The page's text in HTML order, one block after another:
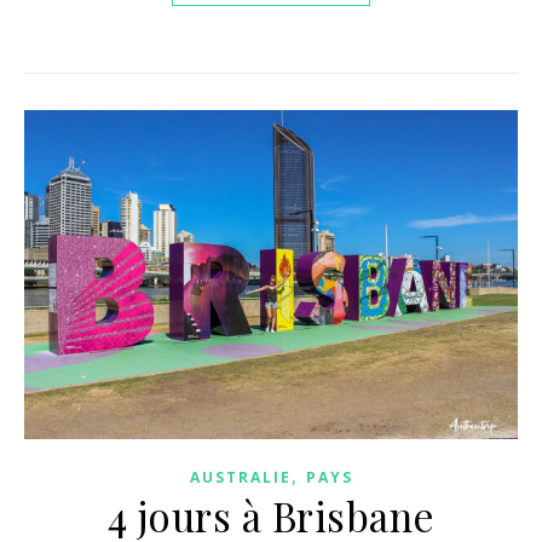
AUSTRALIE , PAYS
4 jours à Brisbane